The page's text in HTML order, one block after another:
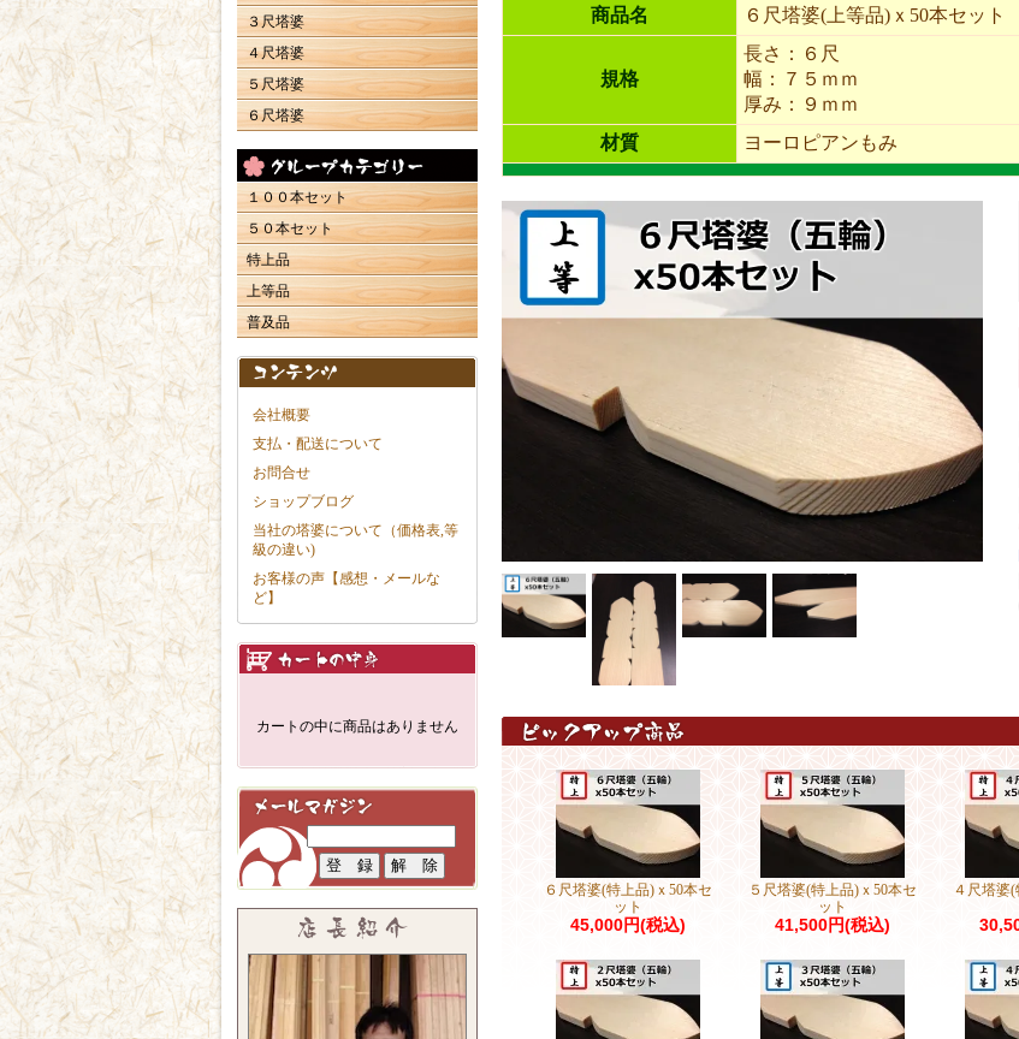
３尺塔婆
４尺塔婆
５尺塔婆
６尺塔婆
１００本セット
５０本セット
特上品
上等品
普及品
会社概要
支払・配送について
お問合せ
ショップブログ
当社の塔婆について（価格表,等
級の違い)
お客様の声【感想・メールな
ど】
カートの中に商品はありません
商品名 ６尺塔婆(上等品)ｘ50本セット
規格
長さ：６尺
幅：７５ｍｍ
厚み：９ｍｍ
材質
ヨーロピアンもみ
６尺塔婆(特上品)ｘ50本セ
ット
45,000円(税込)
５尺塔婆(特上品)ｘ50本セ
ット
41,500円(税込)
４尺塔婆